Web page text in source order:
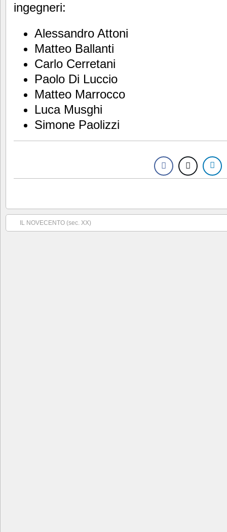
ingegneri:
Alessandro Attoni
Matteo Ballanti
Carlo Cerretani
Paolo Di Luccio
Matteo Marrocco
Luca Musghi
Simone Paolizzi
IL NOVECENTO (sec. XX)